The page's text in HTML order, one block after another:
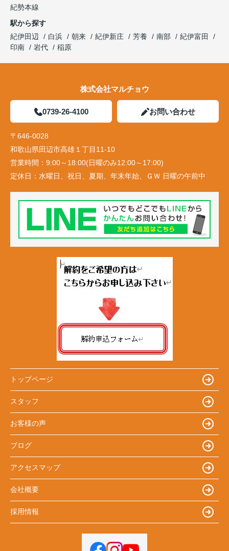
紀勢本線
駅から探す
紀伊田辺
白浜 朝来 紀伊新庄 芳養 南部
紀伊富田
印南
岩代 稲原
株式会社マルチョウ
0739-26-4100 お問い合わせ
〒646-0028
和歌山県田辺市高雄１丁目11-10
営業時間： 9:00～18:00(日曜のみ12:00～17:00)
定休日： 水曜日、祝日、夏期、年末年始、ＧＷ 日曜の午前中
トップページ
スタッフ
お客様の声
ブログ
アクセスマップ
会社概要
採用情報